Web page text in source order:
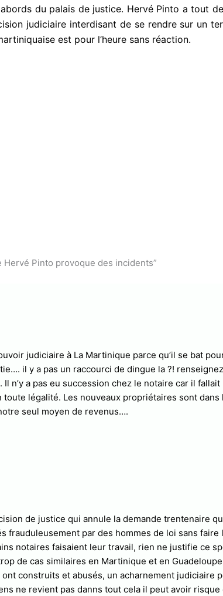
du palais de justice. Hervé Pinto a tout
judiciaire interdisant de se rendre sur un
est pour l’heure sans réaction.
Hervé Pinto provoque des incidents”
judiciaire à La Martinique parce qu’il se bat
il y a pas un raccourci de dingue la ?!
n’y a pas eu succession chez le notaire car il
toute légalité. Les nouveaux propriétaires sont
seul moyen de revenus….
de justice qui annule la demande trentenaire
frauduleusement par des hommes de loi sans
notaires faisaient leur travail, rien ne justifie ce
de cas similaires en Martinique et en
construits et abusés, un acharnement judiciaire
ne revient pas danns tout cela il peut avoir